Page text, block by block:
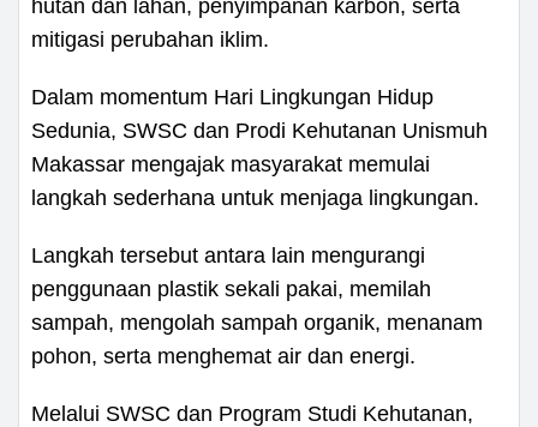
hutan dan lahan, penyimpanan karbon, serta
mitigasi perubahan iklim.
Dalam momentum Hari Lingkungan Hidup
Sedunia, SWSC dan Prodi Kehutanan Unismuh
Makassar mengajak masyarakat memulai
langkah sederhana untuk menjaga lingkungan.
Langkah tersebut antara lain mengurangi
penggunaan plastik sekali pakai, memilah
sampah, mengolah sampah organik, menanam
pohon, serta menghemat air dan energi.
Melalui SWSC dan Program Studi Kehutanan,